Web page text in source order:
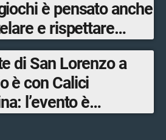
è pensato anche
e rispettare
di San Lorenzo a
Calici
l’evento è